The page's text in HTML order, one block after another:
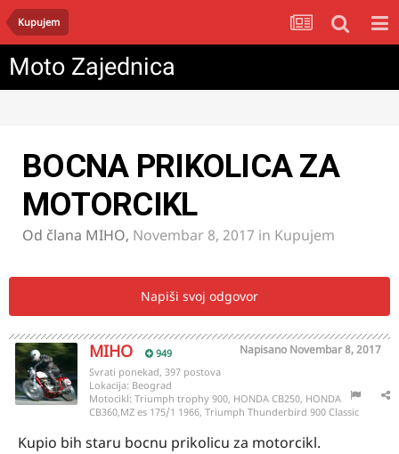
Kupujem
Moto Zajednica
BOCNA PRIKOLICA ZA
MOTORCIKL
Od člana MIHO, Novembar 8, 2017 in Kupujem
Napiši svoj odgovor
MIHO 949 Napisano Novembar 8, 2017
Svrati ponekad, 397 postova
Lokacija: Beograd
Motocikl: Triumph trophy 900, HONDA CB250, HONDA
CB360,MZ es 175/1 1966, Triumph Thunderbird 900 Classic
Kupio bih staru bocnu prikolicu za motorcikl.